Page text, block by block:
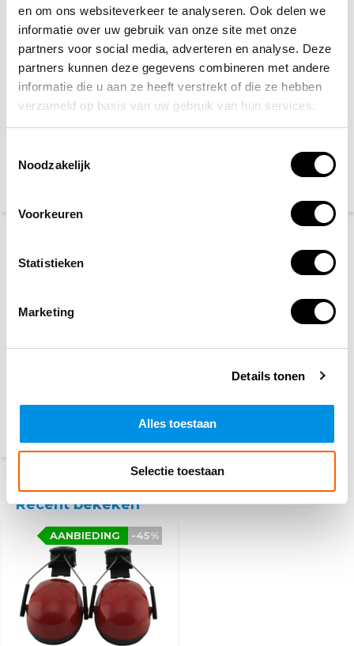
en om ons websiteverkeer te analyseren. Ook delen we
informatie over uw gebruik van onze site met onze
partners voor social media, adverteren en analyse. Deze
partners kunnen deze gegevens combineren met andere
informatie die u aan ze heeft verstrekt of die ze hebben
verzameld op basis van uw gebruik van hun services.
Noodzakelijk
Voorkeuren
Statistieken
Marketing
Details tonen
Alles toestaan
Selectie toestaan
Veiligheidsschoenen S3
Recent bekeken
-45%
AANBIEDING